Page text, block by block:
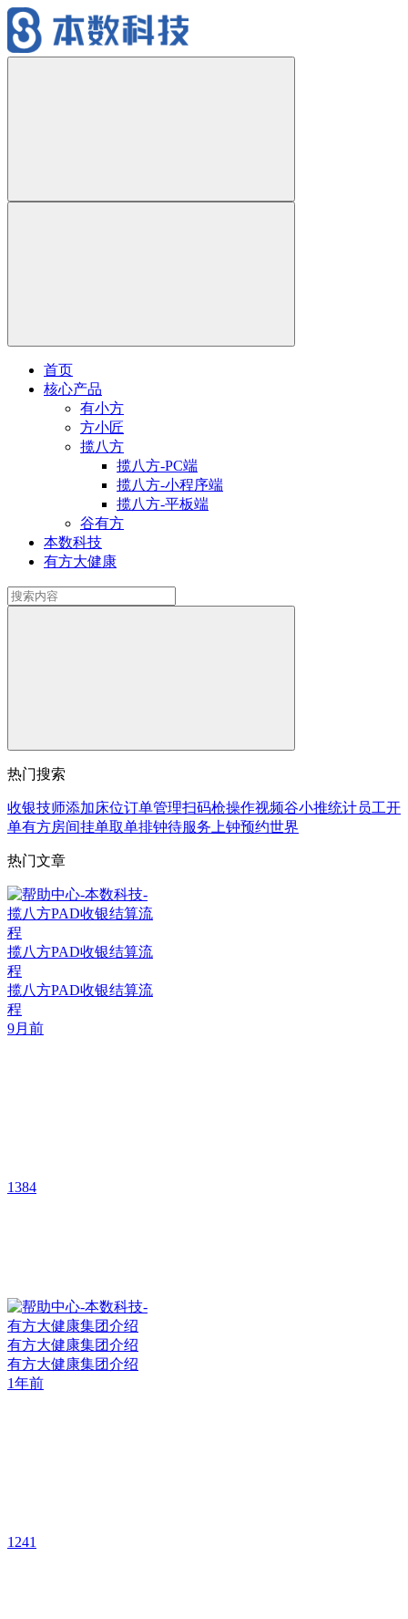
首页
核心产品
有小方
方小匠
揽八方
揽八方-PC端
揽八方-小程序端
揽八方-平板端
谷有方
本数科技
有方大健康
热门搜索
收银技师添加床位订单管理扫码枪操作视频谷小推统计员工开
单有方房间挂单取单排钟待服务 上钟预约世界
热门文章
揽八方PAD收银结算流
程
揽八方PAD收银结算流
程
9月前
1384
有方大健康集团介绍
有方大健康集团介绍
1年前
1241